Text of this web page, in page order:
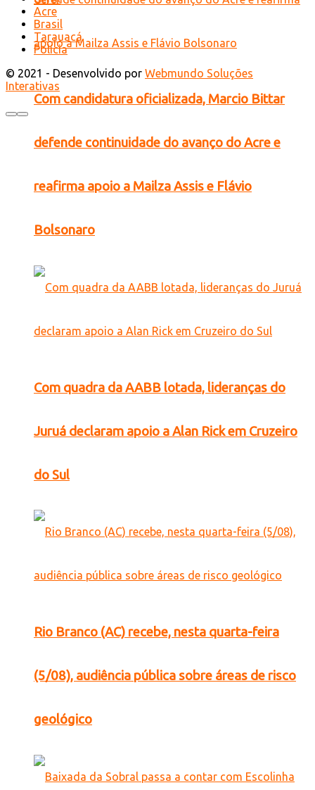
Com candidatura oficializada, Marcio Bittar
defende continuidade do avanço do Acre e
reafirma apoio a Mailza Assis e Flávio
Bolsonaro
Com quadra da AABB lotada, lideranças do
Juruá declaram apoio a Alan Rick em Cruzeiro
do Sul
Rio Branco (AC) recebe, nesta quarta-feira
(5/08), audiência pública sobre áreas de risco
geológico
Acre
Brasil
Tarauacá
Polícia
© 2021 - Desenvolvido por Webmundo Soluções
Interativas